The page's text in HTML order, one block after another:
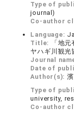
Type of
journal)
Co-author
Language:
Title:
「地
ヤハギ川観
Journal
Date of
Author(s):
Type of
university,
Co-author